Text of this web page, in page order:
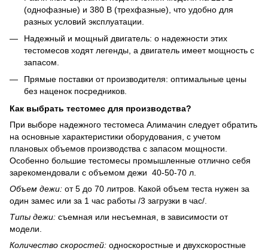
(однофазные) и 380 В (трехфазные), что удобно для
разных условий эксплуатации.
Надежный и мощный двигатель: о надежности этих
тестомесов ходят легенды, а двигатель имеет мощность с
запасом.
Прямые поставки от производителя: оптимальные цены
без наценок посредников.
Как выбрать тестомес для производства?
При выборе надежного тестомеса Алимачин следует обратить
на основные характеристики оборудования, с учетом
плановых объемов производства с запасом мощности.
Особенно большие тестомесы промышленные отлично себя
зарекомендовали с объемом дежи 40-50-70 л.
Объем дежи: от 5 до 70 литров. Какой объем теста нужен за
один замес или за 1 час работы /3 загрузки в час/.
Типы дежи: съемная или несъемная, в зависимости от
модели.
Количество скоростей: односкоростные и двухскоростные